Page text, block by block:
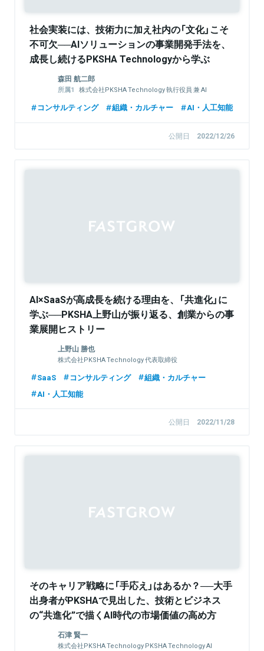
社会実装には、技術力に加え社内の「文化」こそ
不可欠──AIソリューションの事業開発手法を、
成長し続けるPKSHA Technologyから学ぶ
森田 航二郎
株式会社PKSHA Technology 執行役員 兼 AI
株式会社PKSHA Communication 取締役
コンサルティング 組織・カルチャー AI・人工知能
公開日 2022/12/26
AI×SaaSが高成長を続ける理由を、「共進化」に
学ぶ──PKSHA上野山が振り返る、創業からの事
業展開ヒストリー
上野山 勝也
株式会社PKSHA Technology 代表取締役
SaaS コンサルティング
組織・カルチャー
AI・人工知能
公開日 2022/11/28
そのキャリア戦略に「手応え」はあるか？──大手
出身者がPKSHAで見出した、技術とビジネス
の“共進化”で描くAI時代の市場価値の高め方
石津 賢一
株式会社PKSHA Technology PKSHA Technology AI